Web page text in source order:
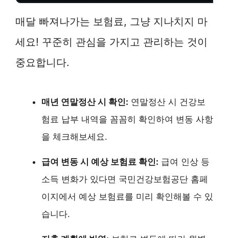
매달 빠져나가는 보험료, 그냥 지나치지 마
세요! 꾸준히 관심을 가지고 관리하는 것이
중요합니다.
매년 연말정산 시 확인: 연말정산 시 건강보
험료 납부 내역을 꼼꼼히 확인하여 변동 사항
을 체크해보세요.
급여 변동 시 예상 보험료 확인: 급여 인상 등
소득 변화가 있다면 국민건강보험공단 홈페
이지에서 예상 보험료를 미리 확인해볼 수 있
습니다.